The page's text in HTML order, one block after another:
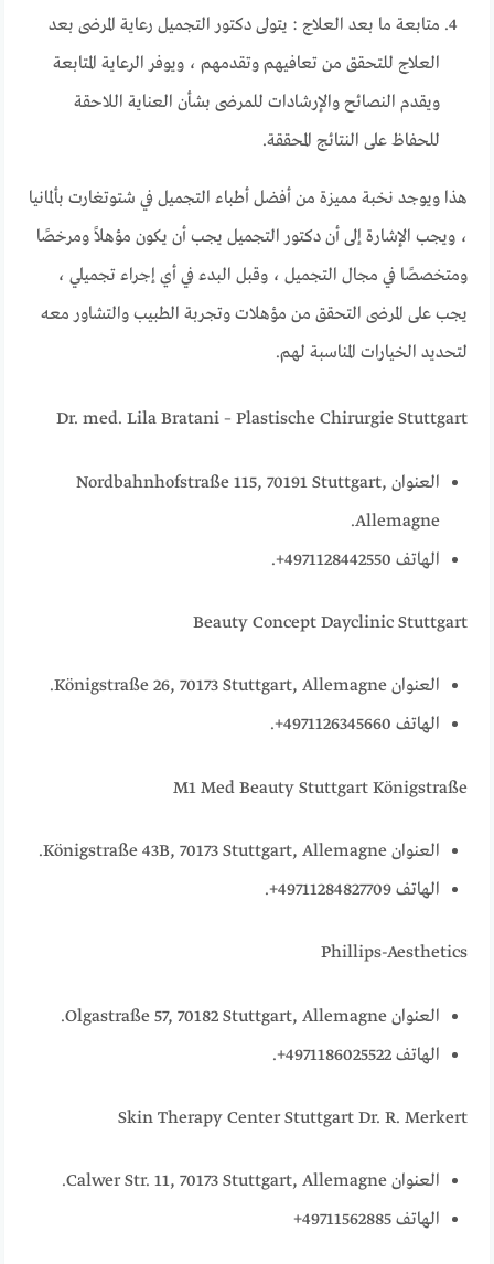
متابعة ما بعد العلاج : يتولى دكتور التجميل رعاية المرضى بعد
العلاج للتحقق من تعافيهم وتقدمهم ، ويوفر الرعاية المتابعة
ويقدم النصائح والإرشادات للمرضى بشأن العناية اللاحقة
للحفاظ على النتائج المحققة.
هذا ويوجد نخبة مميزة من أفضل أطباء التجميل في شتوتغارت بألمانيا
، ويجب الإشارة إلى أن دكتور التجميل يجب أن يكون مؤهلاً ومرخصًا
ومتخصصًا في مجال التجميل ، وقبل البدء في أي إجراء تجميلي ،
يجب على المرضى التحقق من مؤهلات وتجربة الطبيب والتشاور معه
لتحديد الخيارات المناسبة لهم.
Dr. med. Lila Bratani – Plastische Chirurgie Stuttgart
العنوان Nordbahnhofstraße 115, 70191 Stuttgart,
Allemagne.
الهاتف 4971128442550+.
Beauty Concept Dayclinic Stuttgart
العنوان Königstraße 26, 70173 Stuttgart, Allemagne.
الهاتف 4971126345660+.
M1 Med Beauty Stuttgart Königstraße
العنوان Königstraße 43B, 70173 Stuttgart, Allemagne.
الهاتف 49711284827709+.
Phillips-Aesthetics
العنوان Olgastraße 57, 70182 Stuttgart, Allemagne.
الهاتف 4971186025522+.
Skin Therapy Center Stuttgart Dr. R. Merkert
العنوان Calwer Str. 11, 70173 Stuttgart, Allemagne.
الهاتف 49711562885+